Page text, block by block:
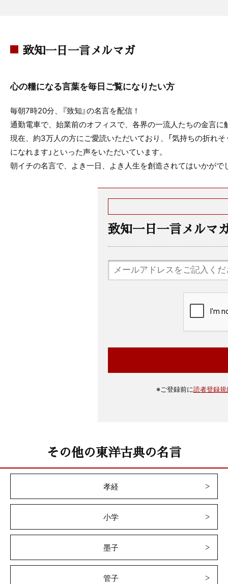
致知一日一言メルマガ
心の糧になる言葉を毎日ご覧になりたい方
毎朝7時20分、『致知』の名言を配信！
通勤電車で、始業前のオフィスで、各界の一流人たちの金言
現在、約3万人の方にご愛読いただいており、「気持ちの折れ
になれます」といった声をいただいています。
朝イチの名言で、よき一日、よき人生を創造されてはいかがで
致知一日一言メルマ
※ご登録前に読者登録規
その他の東洋古典の名言
孝経
小学
墨子
管子